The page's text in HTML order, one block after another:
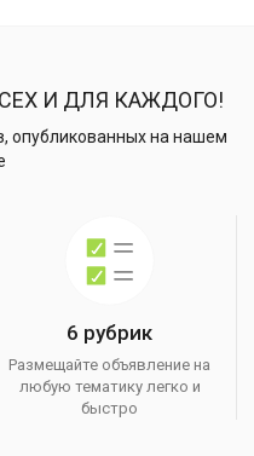
И ДЛЯ КАЖДОГО!
опубликованных на нашем
6 рубрик
Размещайте объявление на
любую тематику легко и
быстро